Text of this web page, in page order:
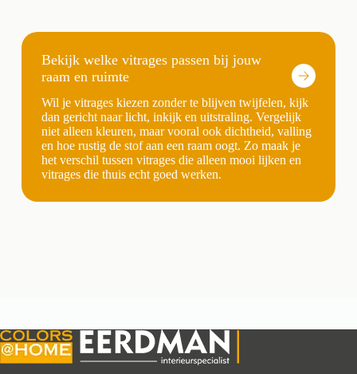
Bekijk welke vitrages passen bij jouw
raam en ruimte
Wil je vitrages kiezen zonder te blijven twijfelen, kijk
dan gericht naar licht, inkijk en uitstraling. Vergelijk
niet alleen kleuren, maar vooral ook dichtheid, valling
en hoe rustig de stof aan een raam oogt. Zo maak je
het verschil tussen vitrages die alleen mooi lijken en
vitrages die thuis echt goed werken.